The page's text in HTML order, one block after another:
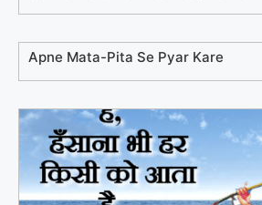
Apne Mata-Pita Se Pyar Kare